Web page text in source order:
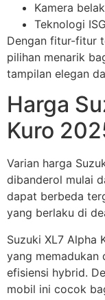
Kamera
Teknologi
Dengan fitur-fitur
pilihan menarik
tampilan elegan
Harga
Kuro
Varian harga
dibanderol mulai
dapat berbeda
yang berlaku di
Suzuki XL7 Alpha
yang memadukan
efisiensi hybrid.
mobil ini cocok